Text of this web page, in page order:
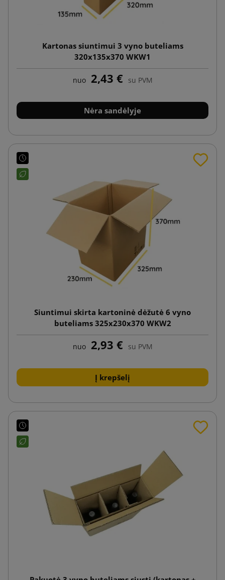
Kartonas siuntimui 3 vyno buteliams
320x135x370 WKW1
nuo 2,43 € su PVM
Nėra sandėlyje
Siuntimui skirta kartoninė dėžutė 6 vyno
buteliams 325x230x370 WKW2
nuo 2,93 € su PVM
Į krepšelį